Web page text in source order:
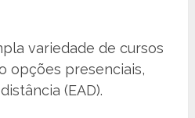
variedade de cursos
opções presenciais,
(EAD).